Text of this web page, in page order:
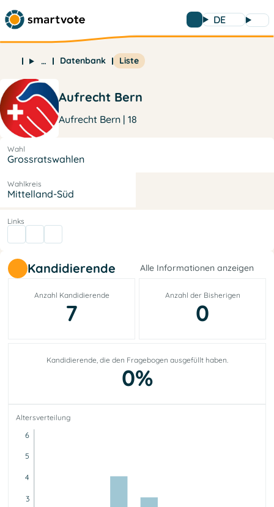
DE
… Datenbank Liste
Aufrecht Bern
Aufrecht Bern | 18
Wahl
Grossratswahlen
Wahlkreis
Mittelland-Süd
Links
Kandidierende Alle Informationen anzeigen
Anzahl Kandidierende
7
Anzahl der Bisherigen
0
Kandidierende, die den Fragebogen ausgefüllt haben.
0%
Altersverteilung
3
4
5
6